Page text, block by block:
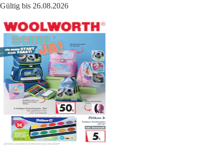
Gültig bis 26.08.2026